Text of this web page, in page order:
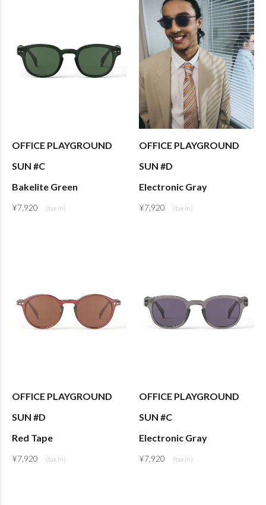
OFFICE PLAYGROUND
SUN #C
Bakelite Green
¥7,920
OFFICE PLAYGROUND
SUN #D
Electronic Gray
¥7,920
OFFICE PLAYGROUND
SUN #D
Red Tape
¥7,920
OFFICE PLAYGROUND
SUN #C
Electronic Gray
¥7,920